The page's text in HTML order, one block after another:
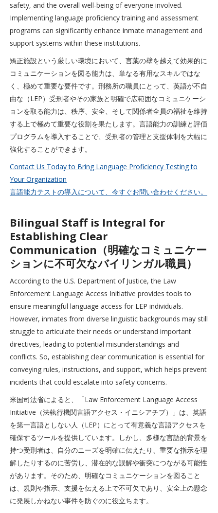
safety, and the overall well-being of everyone involved.
Implementing language proficiency training and assessment
programs can significantly enhance inmate management and
support systems within these institutions.
矯正施設という厳しい環境において、言葉の壁を越えて効果的に
コミュニケーションを図る能力は、単なる有用なスキルではな
く、極めて重要な要件です。刑務所の職員にとって、英語が不自
由な（LEP）受刑者やその家族と明確で広範囲なコミュニケーシ
ョンを取る能力は、秩序、安全、そして関係者全員の福祉を維持
する上で極めて重要な役割を果たします。言語能力の訓練と評価
プログラムを導入することで、受刑者の管理と支援体制を大幅に
強化することができます。
Contact Us Today to Bring Language Proficiency Testing to
Your Organization
言語能力テストの導入について、今すぐお問い合わせください。
Bilingual Staff is Integral for
Establishing Clear
Communication（明確なコミュニケー
ションに不可欠なバイリンガル職員）
According to the U.S. Department of Justice, the Law
Enforcement Language Access Initiative provides tools to
ensure meaningful language access for LEP individuals.
However, inmates from diverse linguistic backgrounds may still
struggle to articulate their needs or understand important
directives, leading to potential misunderstandings and
conflicts. So, establishing clear communication is essential for
conveying rules, instructions, and support, which helps prevent
incidents that could escalate into safety concerns.
米国司法省によると、「Law Enforcement Language Access
Initiative（法執行機関言語アクセス・イニシアチブ）」は、英語
を第一言語としない人（LEP）にとって有意義な言語アクセスを
確保するツールを提供しています。しかし、多様な言語的背景を
持つ受刑者は、自分のニーズを明確に伝えたり、重要な指示を理
解したりするのに苦労し、潜在的な誤解や衝突につながる可能性
があります。そのため、明確なコミュニケーションを図ること
は、規則や指示、支援を伝える上で不可欠であり、安全上の懸念
に発展しかねない事件を防ぐのに役立ちます。